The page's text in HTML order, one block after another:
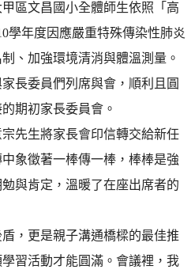
區文昌國小全體師生依照「高
學年度因應嚴重特殊傳染性肺炎
、加強環境清消與體溫測量。
長委員們列席與會，順利且圓
期初家長委員會。
先生將家長會印信轉交給新任
象徵著一棒傳一棒，棒棒是強
與肯定，溫暖了在座出席者的
，更是親子溝通橋樑的最佳推
習活動才能圓滿。會議裡，我